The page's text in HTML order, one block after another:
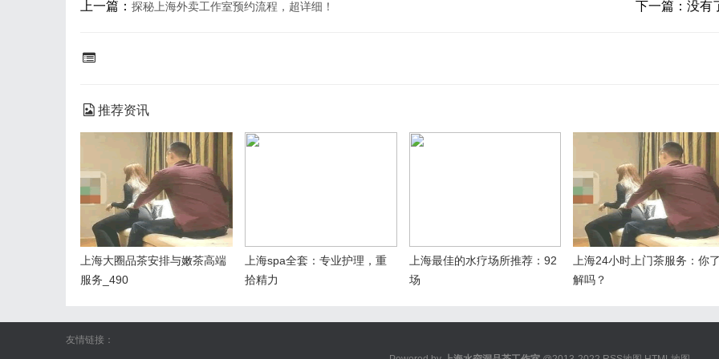
上一篇： 探秘上海外卖工作室预约流程，超详细！ 下一篇：没有
推荐资讯
上海大圈品茶安排与嫩茶高端
服务_490
上海spa全套：专业护理，重
拾精力
上海最佳的水疗场所推荐：92
场
上海24小时上门茶服务：你
解吗？
友情链接：